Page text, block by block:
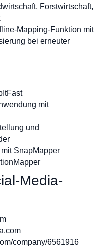
Forstwirtschaft,
Mapping-Funktion mit
bei erneuter
mit
und
SnapMapper
Media-
company/6561916